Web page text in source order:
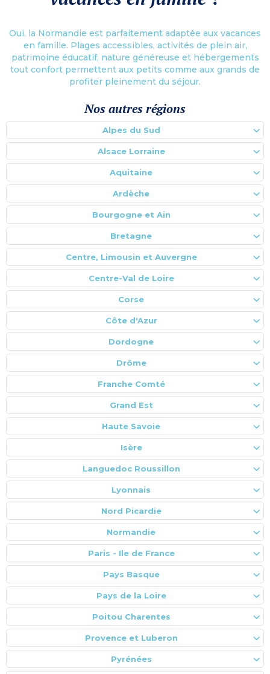
Oui, la Normandie est parfaitement adaptée aux vacances
en famille. Plages accessibles, activités de plein air,
patrimoine éducatif, nature généreuse et hébergements
tout confort permettent aux petits comme aux grands de
profiter pleinement du séjour.
Nos autres régions
Alpes du Sud
Alsace Lorraine
Aquitaine
Ardèche
Bourgogne et Ain
Bretagne
Centre, Limousin et Auvergne
Centre-Val de Loire
Corse
Côte d'Azur
Dordogne
Drôme
Franche Comté
Grand Est
Haute Savoie
Isère
Languedoc Roussillon
Lyonnais
Nord Picardie
Normandie
Paris - Ile de France
Pays Basque
Pays de la Loire
Poitou Charentes
Provence et Luberon
Pyrénées